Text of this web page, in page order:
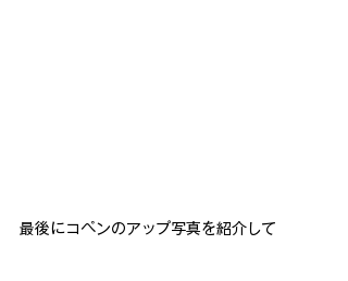
最後にコペンのアップ写真を紹介して